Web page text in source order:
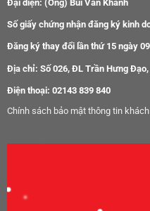
Đại diện: (Ông) Bùi Văn Khanh
Số giấy chứng nhận đăng ký kinh
Đăng ký thay đổi lần thứ 15 ngày
Địa chỉ: Số 026, ĐL Trần Hưng
Điện thoại: 02143 839 840
Chính sách bảo mật thông tin khách